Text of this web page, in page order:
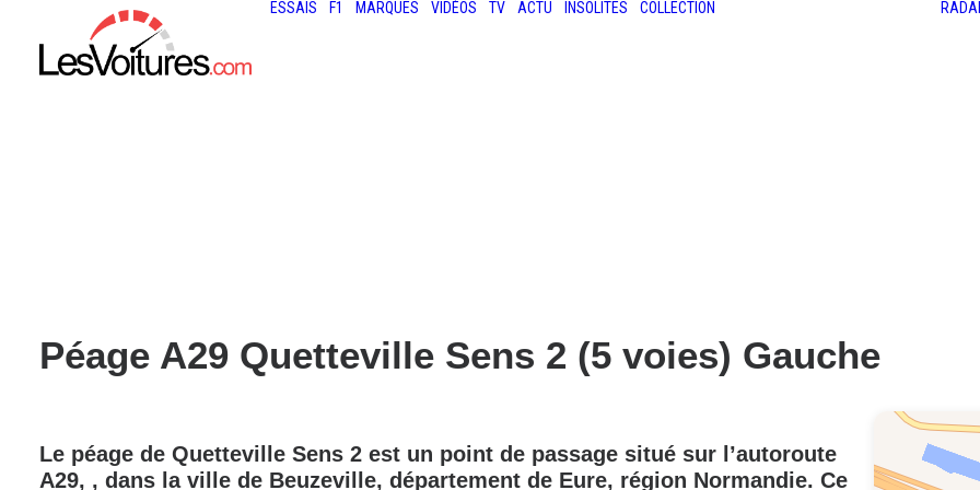
ESSAIS F1 MARQUES VIDÉOS TV ACTU INSOLITES COLLECTION
Péage A29 Quetteville Sens 2 (5 voies) Gauche
Le péage de Quetteville Sens 2 est un point de passage situé sur l’autoroute
A29, , dans la ville de Beuzeville, département de Eure, région Normandie. Ce